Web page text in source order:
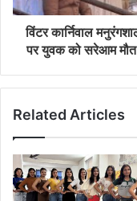
विंटर कार्निवाल
पर युवक को सरेआम मौत
Related Articles